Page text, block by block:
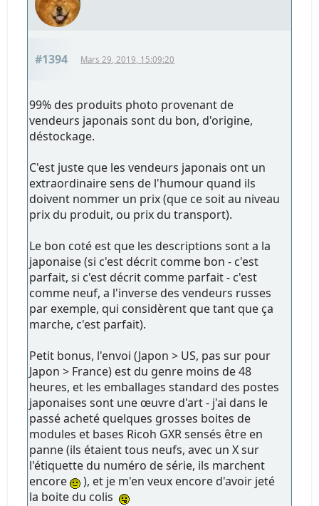
#1394 Mars 29, 2019, 15:09:20
99% des produits photo provenant de
vendeurs japonais sont du bon, d'origine,
déstockage.
C'est juste que les vendeurs japonais ont un
extraordinaire sens de l'humour quand ils
doivent nommer un prix (que ce soit au niveau
prix du produit, ou prix du transport).
Le bon coté est que les descriptions sont a la
japonaise (si c'est décrit comme bon - c'est
parfait, si c'est décrit comme parfait - c'est
comme neuf, a l'inverse des vendeurs russes
par exemple, qui considèrent que tant que ça
marche, c'est parfait).
Petit bonus, l'envoi (Japon > US, pas sur pour
Japon > France) est du genre moins de 48
heures, et les emballages standard des postes
japonaises sont une œuvre d'art - j'ai dans le
passé acheté quelques grosses boites de
modules et bases Ricoh GXR sensés être en
panne (ils étaient tous neufs, avec un X sur
l'étiquette du numéro de série, ils marchent
encore
), et je m'en veux encore d'avoir jeté
la boite du colis